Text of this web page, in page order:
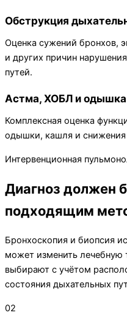
Обструкция
Оценка сужений бронхов,
и других причин
путей.
Астма, ХОБЛ и одышка
Комплексная оценка
одышки, кашля и снижения
Интервенционная
Диагноз должен
подходящим
Бронхоскопия и биопсия
может изменить лечебную
выбирают с учётом
состояния дыхательных
02